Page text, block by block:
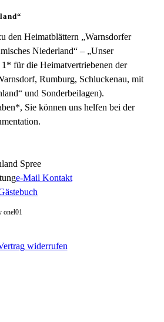
den Heimatblättern „Warnsdorfer
Niederland“ – „Unser
für die Heimatvertriebenen der
Rumburg, Schluckenau, mit
und Sonderbeilagen).
Sie können uns helfen bei der
Spree
e-Mail KontaktOpens
onel01
widerrufen